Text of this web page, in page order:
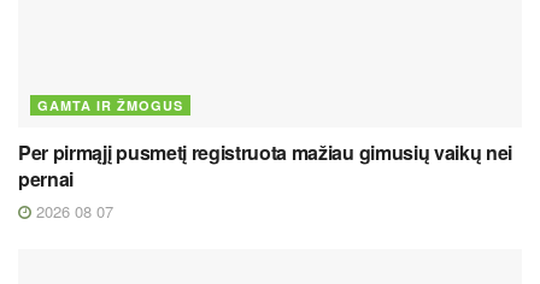
GAMTA IR ŽMOGUS
Per pirmąjį pusmetį registruota mažiau gimusių vaikų nei
pernai
2026 08 07